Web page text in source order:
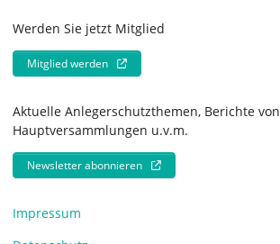
Werden Sie jetzt Mitglied
Mitglied werden
Aktuelle Anlegerschutzthemen, Berichte von
Hauptversammlungen u.v.m.
Newsletter abonnieren
Impressum